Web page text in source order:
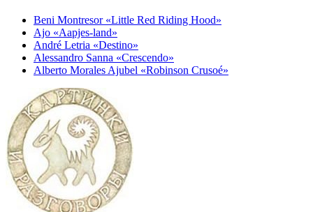
Beni Montresor «Little Red Riding Hood»
Ajo «Aapjes-land»
André Letria «Destino»
Alessandro Sanna «Crescendo»
Alberto Morales Ajubel «Robinson Crusoé»